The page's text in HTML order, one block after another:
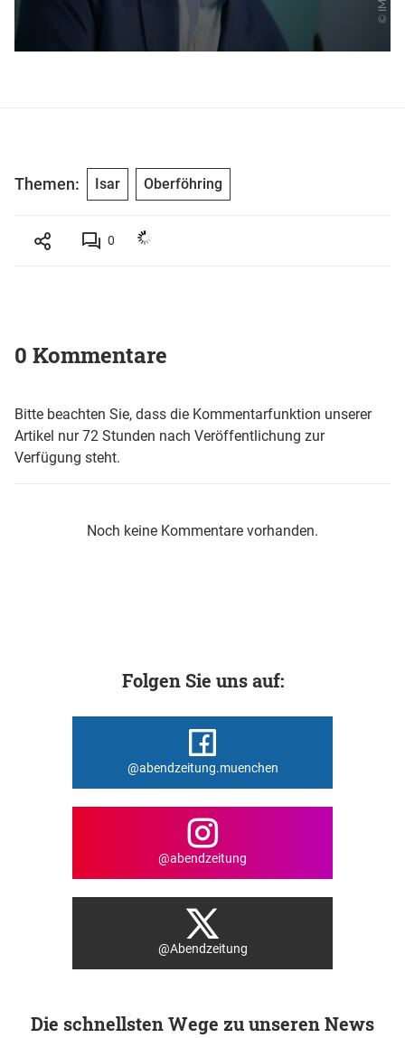
Themen: Isar Oberföhring
0
0 Kommentare
Bitte beachten Sie, dass die Kommentarfunktion unserer
Artikel nur 72 Stunden nach Veröffentlichung zur
Verfügung steht.
Noch keine Kommentare vorhanden.
Folgen Sie uns auf:
@abendzeitung.muenchen
@abendzeitung
@Abendzeitung
Die schnellsten Wege zu unseren News